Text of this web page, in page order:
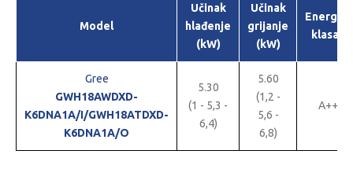
Model
Učinak
hlađenje
(kW)
Učinak
grijanje
(kW)
klasa
Gree
GWH18AWDXD-
K6DNA1A/I/GWH18ATDXD-
K6DNA1A/O
5.30
(1 - 5,3 -
6,4)
5.60
(1,2 -
5,6 -
6,8)
A++/